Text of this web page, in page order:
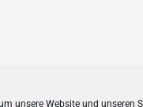
unsere Website und unseren